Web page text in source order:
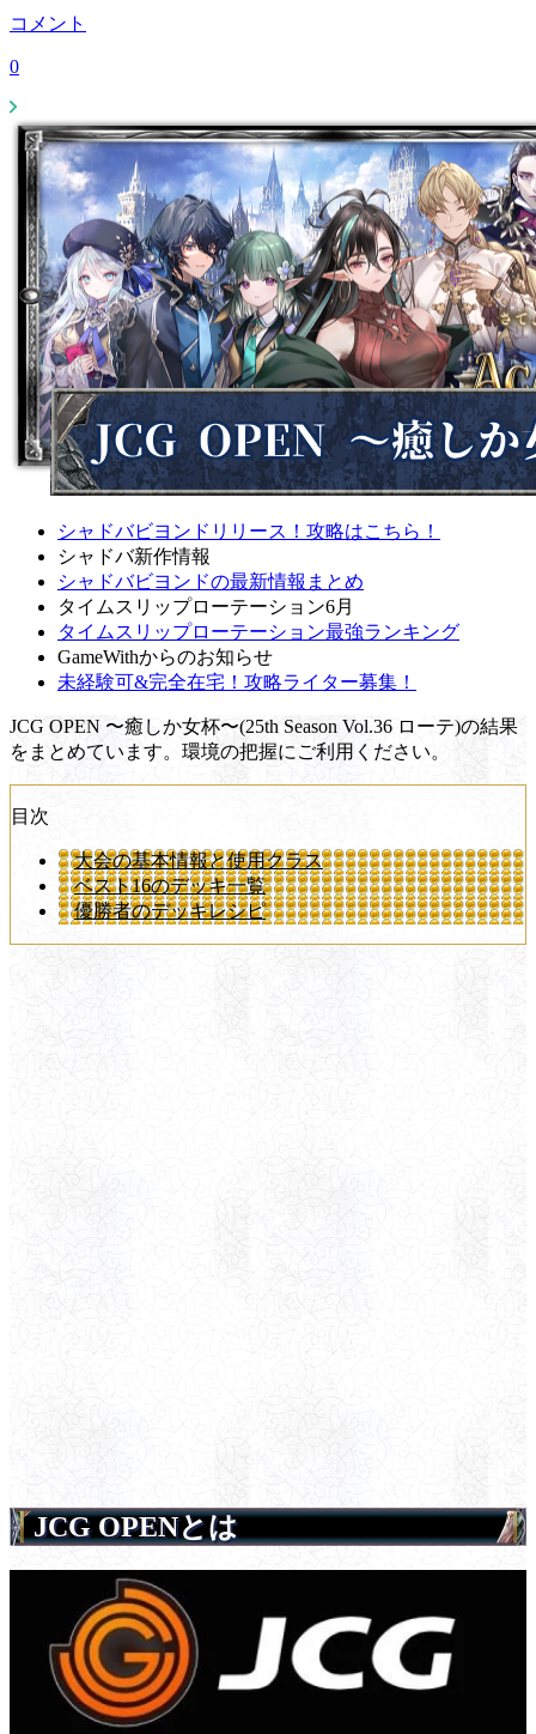
コメント
0
シャドバビヨンドリリース！攻略はこちら！
シャドバ新作情報
シャドバビヨンドの最新情報まとめ
タイムスリップローテーション6月
タイムスリップローテーション最強ランキング
GameWithからのお知らせ
未経験可&完全在宅！攻略ライター募集！
JCG OPEN 〜癒しか女杯〜(25th Season Vol.36 ローテ)の結果
をまとめています。環境の把握にご利用ください。
目次
大会の基本情報と使用クラス
ベスト16のデッキ一覧
優勝者のデッキレシピ
JCG OPENとは